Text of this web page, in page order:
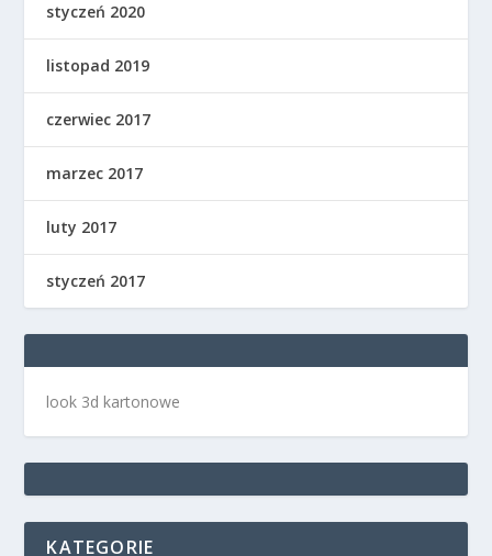
styczeń 2020
listopad 2019
czerwiec 2017
marzec 2017
luty 2017
styczeń 2017
look 3d kartonowe
KATEGORIE